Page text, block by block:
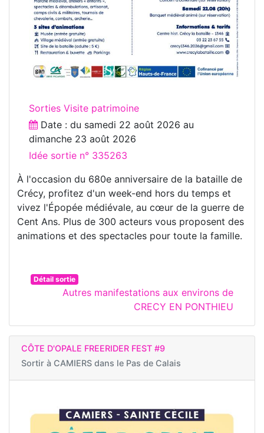
Sorties Visite patrimoine
Date : du samedi 22 août 2026 au
dimanche 23 août 2026
Idée sortie n° 335263
À l'occasion du 680e anniversaire de la bataille de
Crécy, profitez d'un week-end hors du temps et
vivez l'Épopée médiévale, au cœur de la guerre de
Cent Ans. Plus de 300 acteurs vous proposent des
animations et des spectacles pour toute la famille.
Détail sortie
Autres manifestations aux environs de
CRECY EN PONTHIEU
CÔTE D'OPALE FREERIDER FEST #9
Sortir à CAMIERS dans le Pas de Calais